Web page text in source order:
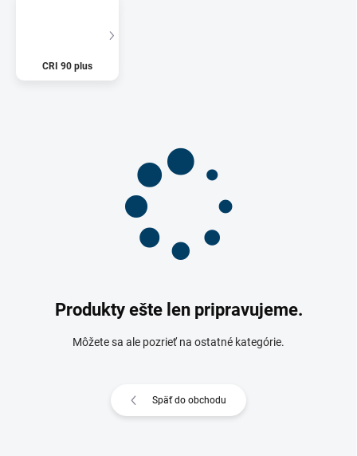
CRI 90 plus
Produkty ešte len pripravujeme.
Môžete sa ale pozrieť na ostatné kategórie.
Späť do obchodu